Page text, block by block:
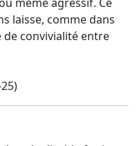
laisse, comme dans
de convivialité entre